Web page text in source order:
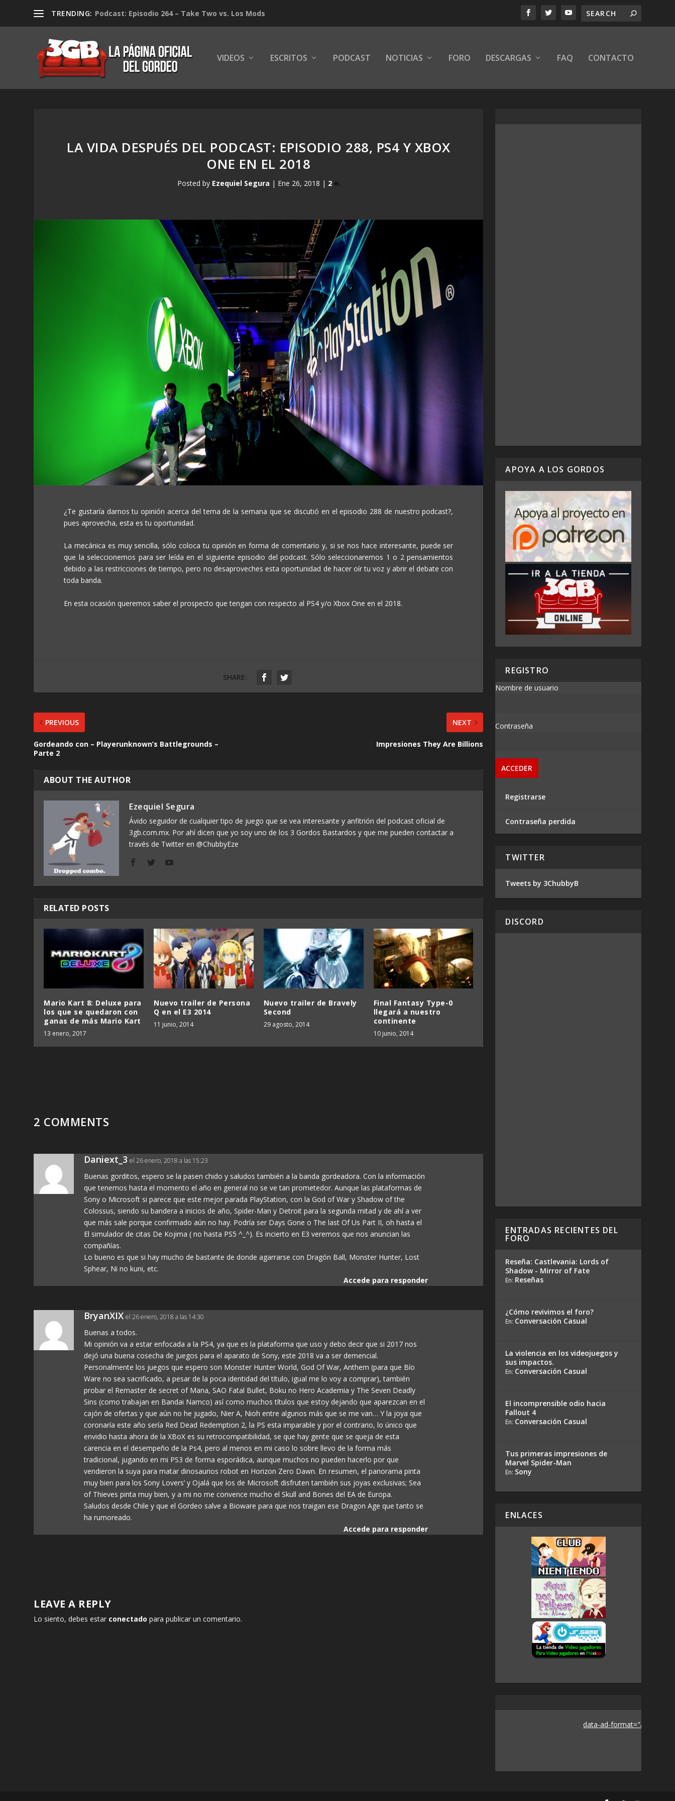
TRENDING: Podcast: Episodio 264 – Take Two vs. Los Mods
VIDEOS ESCRITOS PODCAST NOTICIAS FORO DESCARGAS FAQ CONTACTO
LA VIDA DESPUÉS DEL PODCAST: EPISODIO 288, PS4 Y XBOX
ONE EN EL 2018
Posted by Ezequiel Segura | Ene 26, 2018 | 2
¿Te gustaría darnos tu opinión acerca del tema de la semana que se discutió en el episodio 288 de nuestro podcast?,
pues aprovecha, esta es tu oportunidad.
La mecánica es muy sencilla, sólo coloca tu opinión en forma de comentario y, si se nos hace interesante, puede ser
que la seleccionemos para ser leída en el siguiente episodio del podcast. Sólo seleccionaremos 1 o 2 pensamientos
debido a las restricciones de tiempo, pero no desaproveches esta oportunidad de hacer oír tu voz y abrir el debate con
toda banda.
En esta ocasión queremos saber el prospecto que tengan con respecto al PS4 y/o Xbox One en el 2018.
SHARE:
PREVIOUS
Gordeando con – Playerunknown’s Battlegrounds –
Parte 2
NEXT
Impresiones They Are Billions
ABOUT THE AUTHOR
Ezequiel Segura
Ávido seguidor de cualquier tipo de juego que se vea interesante y anfitrión del podcast oficial de
3gb.com.mx. Por ahí dicen que yo soy uno de los 3 Gordos Bastardos y que me pueden contactar a
través de Twitter en @ChubbyEze
RELATED POSTS
Mario Kart 8: Deluxe para
los que se quedaron con
ganas de más Mario Kart
13 enero, 2017
Nuevo trailer de Persona
Q en el E3 2014
11 junio, 2014
Nuevo trailer de Bravely
Second
29 agosto, 2014
Final Fantasy Type-0
llegará a nuestro
continente
10 junio, 2014
2 COMMENTS
Daniext_3 el 26 enero, 2018 a las 15:23
Buenas gorditos, espero se la pasen chido y saludos también a la banda gordeadora. Con la información
que tenemos hasta el momento el año en general no se ve tan prometedor. Aunque las plataformas de
Sony o Microsoft si parece que este mejor parada PlayStation, con la God of War y Shadow of the
Colossus, siendo su bandera a inicios de año, Spider-Man y Detroit para la segunda mitad y de ahí a ver
que más sale porque confirmado aún no hay. Podría ser Days Gone o The last Of Us Part II, oh hasta el
El simulador de citas De Kojima ( no hasta PS5 ^_^). Es incierto en E3 veremos que nos anuncian las
compañías.
Lo bueno es que si hay mucho de bastante de donde agarrarse con Dragón Ball, Monster Hunter, Lost
Sphear, Ni no kuni, etc.
Accede para responder
BryanXIX el 26 enero, 2018 a las 14:30
Buenas a todos.
Mi opinión va a estar enfocada a la PS4, ya que es la plataforma que uso y debo decir que si 2017 nos
dejó una buena cosecha de juegos para el aparato de Sony, este 2018 va a ser demencial.
Personalmente los juegos que espero son Monster Hunter World, God Of War, Anthem (para que Bío
Ware no sea sacrificado, a pesar de la poca identidad del título, igual me lo voy a comprar), también
probar el Remaster de secret of Mana, SAO Fatal Bullet, Boku no Hero Academia y The Seven Deadly
Sins (como trabajan en Bandai Namco) así como muchos títulos que estoy dejando que aparezcan en el
cajón de ofertas y que aún no he jugado, Nier A, Nioh entre algunos más que se me van… Y la joya que
coronaría este año sería Red Dead Redemption 2, la PS esta imparable y por el contrario, lo único que
envidio hasta ahora de la XBoX es su retrocompatibilidad, se que hay gente que se queja de esta
carencia en el desempeño de la Ps4, pero al menos en mi caso lo sobre llevo de la forma más
tradicional, jugando en mi PS3 de forma esporádica, aunque muchos no pueden hacerlo por que
vendieron la suya para matar dinosaurios robot en Horizon Zero Dawn. En resumen, el panorama pinta
muy bien para los Sony Lovers’ y Ojalá que los de Microsoft disfruten también sus joyas exclusivas; Sea
of Thieves pinta muy bien, y a mi no me convence mucho el Skull and Bones del EA de Europa.
Saludos desde Chile y que el Gordeo salve a Bioware para que nos traigan ese Dragon Age que tanto se
ha rumoreado.
Accede para responder
LEAVE A REPLY
Lo siento, debes estar conectado para publicar un comentario.
APOYA A LOS GORDOS
REGISTRO
Nombre de usuario
Contraseña
Registrarse
Contraseña perdida
TWITTER
Tweets by 3ChubbyB
DISCORD
ENTRADAS RECIENTES DEL
FORO
Reseña: Castlevania: Lords of
Shadow - Mirror of Fate
En: Reseñas
¿Cómo revivimos el foro?
En: Conversación Casual
La violencia en los videojuegos y
sus impactos.
En: Conversación Casual
El incomprensible odio hacia
Fallout 4
En: Conversación Casual
Tus primeras impresiones de
Marvel Spider-Man
En: Sony
ENLACES
data-ad-format="auto">